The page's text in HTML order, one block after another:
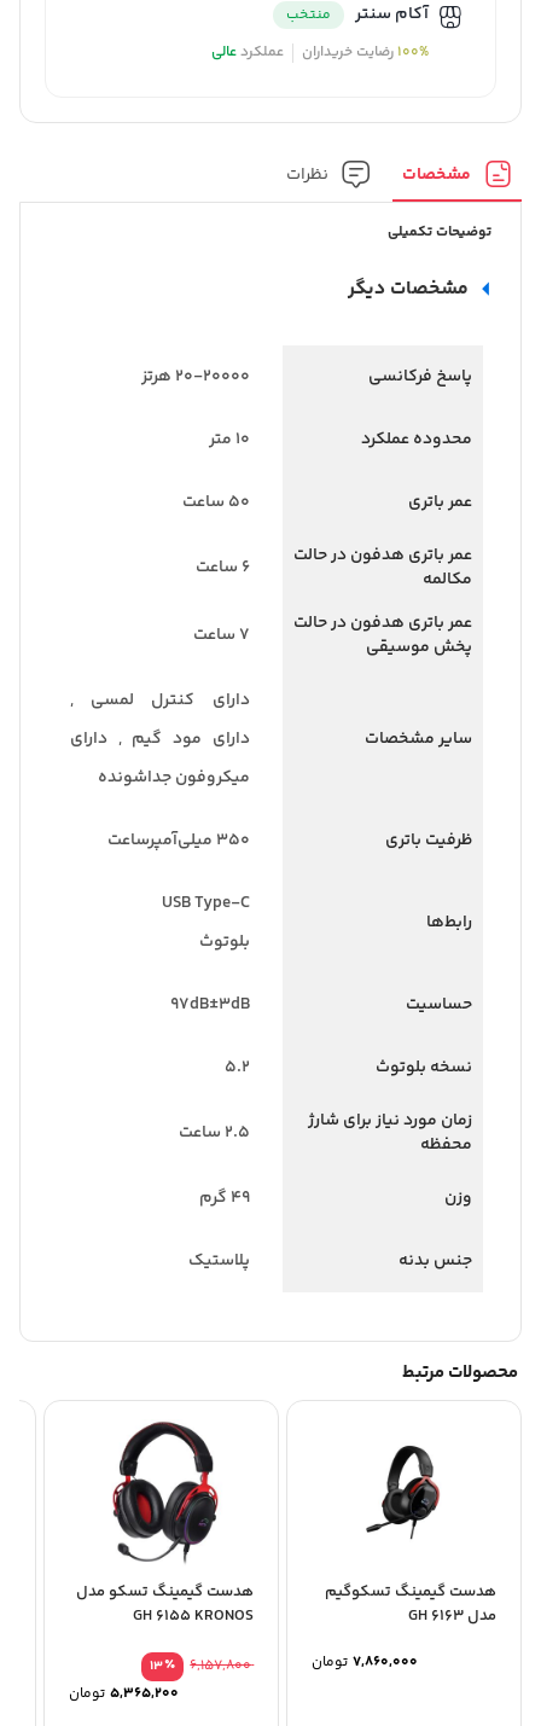
آکام سنتر
منتخب
100%رضایت خریداران عملکردعالی
مشخصات نظرات
توضیحات تکمیلی
مشخصات دیگر
پاسخ فرکانسی ۲۰-۲۰۰۰۰ هرتز
محدوده عملکرد ۱۰ متر
عمر باتری
۵۰ ساعت
عمر باتری هدفون در حالت
مکالمه
۶ ساعت
عمر باتری هدفون در حالت
پخش موسیقی
۷ ساعت
سایر مشخصات
دارای کنترل لمسی ,
دارای مود گیم , دارای
میکروفون جداشونده
ظرفیت باتری ۳۵۰ میلی‌آمپر‌ساعت
رابط‌ها
USB Type-C
بلوتوث
حساسیت ۹۷dB±۳dB
نسخه بلوتوث
۵.۲
زمان مورد نیاز برای شارژ
محفظه
۲.۵ ساعت
وزن ۴۹ گرم
جنس بدنه پلاستیک
محصولات مرتبط
هدست گیمینگ تسکوگیم
مدل GH 6163
تومان
هدست گیمینگ تسکو مدل
GH 6155 KRONOS
٪13
6,157,800
تومان